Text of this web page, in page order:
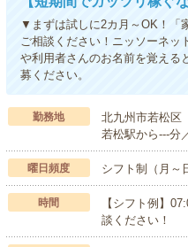
▼まずは試しに2カ月～OK！「
ご相談ください！ニッソーネ
や利用者さんのお名前を覚える
募ください。
勤務地
北九州市若松区
若松駅から---分
曜日頻度 シフト制（月
時間
【シフト例】
談ください！